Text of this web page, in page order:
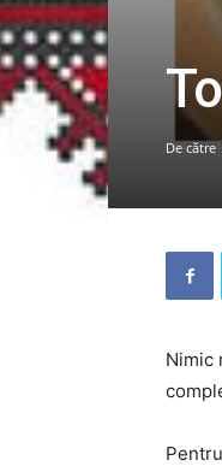
De către
Nimic